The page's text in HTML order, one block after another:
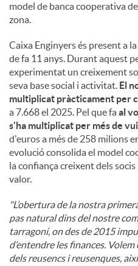
model de banca cooperativa
zona.
Caixa Enginyers és present a
de fa 11 anys. Durant aquest
experimentat un creixement
seva base social i activitat. El
multiplicat pràcticament per
a 7.668 el 2025. Pel que faal
s'ha multiplicat per més de
d'euros a més de 258 milions
evolució consolida el model
la confiança creixent dels
valor.
"L’obertura de la nostra
pas natural dins del nostre
tarragoní, on des de 2015
d’entendre les finances.
dels reusencs i reusenques,